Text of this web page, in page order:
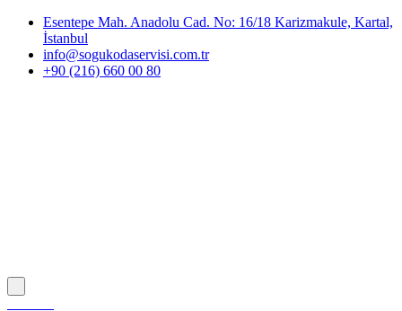
Esentepe Mah. Anadolu Cad. No: 16/18 Karizmakule, Kartal,
İstanbul
info@sogukodaservisi.com.tr
+90 (216) 660 00 80